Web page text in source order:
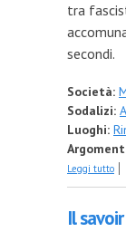
tra
secondi.
Società:
Sodalizi:
Luoghi:
Leggi tutto
Il